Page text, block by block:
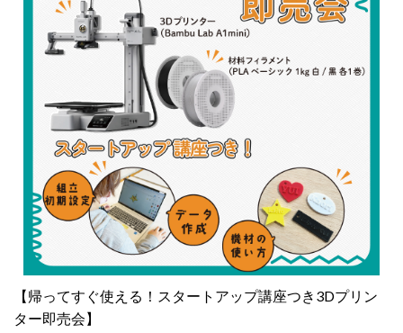
【帰ってすぐ使える！スタートアップ講座つき3Dプリン
ター即売会】